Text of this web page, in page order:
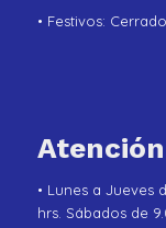
• Festivos: Cerrado
• Lunes a Jueves
hrs. Sábados de